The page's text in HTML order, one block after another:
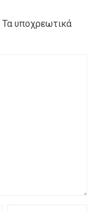
Τα υποχρεωτικά